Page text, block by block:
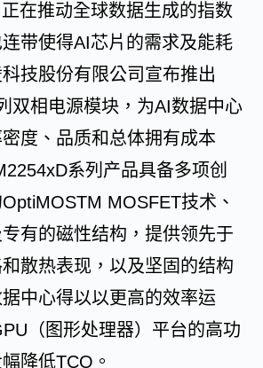
在推动全球数据生成的指数
带使得AI芯片的需求及能耗
技股份有限公司宣布推出
双相电源模块，为AI数据中心
度、品质和总体拥有成本
系列产品具备多项创
MOSFET技术、
有的磁性结构，提供领先于
散热表现，以及坚固的结构
中心得以以更高的效率运
（图形处理器）平台的高功
降低TCO。